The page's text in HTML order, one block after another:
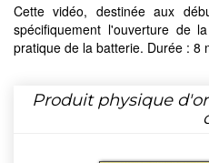
Cette vidéo, destinée aux
spécifiquement l'ouverture de
pratique de la batterie. Durée : 8
Produit physique